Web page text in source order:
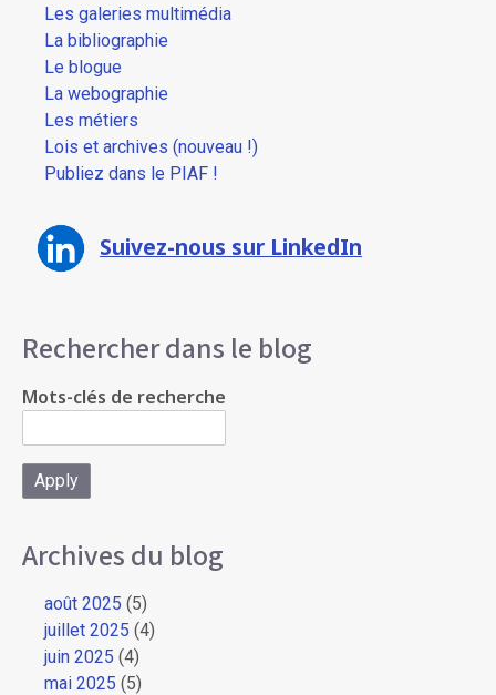
Les galeries multimédia
La bibliographie
Le blogue
La webographie
Les métiers
Lois et archives (nouveau !)
Publiez dans le PIAF !
Suivez-nous sur LinkedIn
Rechercher dans le blog
Mots-clés de recherche
Archives du blog
août 2025 (5)
juillet 2025 (4)
juin 2025 (4)
mai 2025 (5)